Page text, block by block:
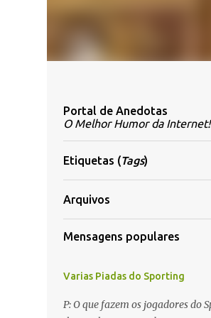
Portal de Anedotas
O Melhor Humor da Internet!
Etiquetas (Tags)
Arquivos
Mensagens populares
Varias Piadas do Sporting
P: O que fazem os jogadores do